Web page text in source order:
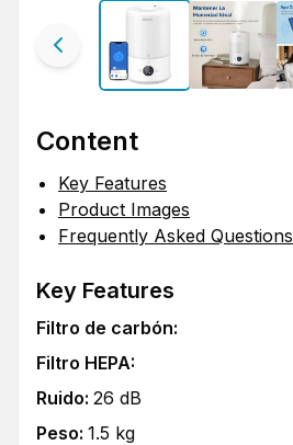
Content
Key Features
Product Images
Frequently Asked Questions
Key Features
Filtro de carbón:
Filtro HEPA:
Ruido: 26 dB
Peso: 1.5 kg